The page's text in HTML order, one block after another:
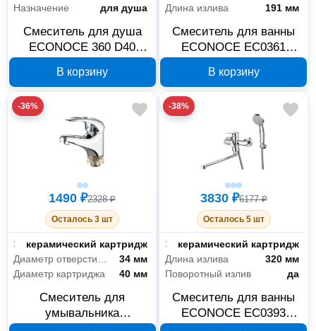
Назначение
для душа
Смеситель для душа
ECONOCE 360 D40
В корзину
Длина излива
191 мм
Смеситель для ванны
ECONOCE EC0361
В корзину
-36%
1490 ₽2328 ₽
Осталось 3 шт
Запорный клапанкерамический картридж
34 мм
Диаметр картриджа
40 мм
Смеситель для
умывальника
-38%
3830 ₽6177 ₽
Осталось 5 шт
Запорный клапанкерамический картридж
Длина излива
320 мм
Поворотный излив
да
Смеситель для ванны
ECONOCE EC0393